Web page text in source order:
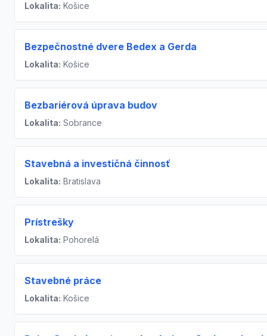
Lokalita: Košice
Bezpečnostné dvere Bedex a Gerda
Lokalita: Košice
Bezbariérová úprava budov
Lokalita: Sobrance
Stavebná a investičná činnosť
Lokalita: Bratislava
Prístrešky
Lokalita: Pohorelá
Stavebné práce
Lokalita: Košice